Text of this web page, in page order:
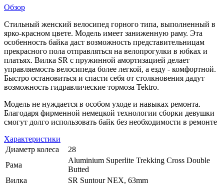
Обзор
Стильный женский велосипед горного типа, выполненный в
ярко-красном цвете. Модель имеет заниженную раму. Эта
особенность байка даст возможность представительницам
прекрасного пола отправляться на велопрогулки в юбках и
платьях. Вилка SR с пружинной амортизацией делает
управляемость велосипеда более легкой, а езду - комфортной.
Быстро остановиться и спасти себя от столкновения дадут
возможность гидравлические тормоза Tektro.
Модель не нуждается в особом уходе и навыках ремонта.
Благодаря фирменной немецкой технологии сборки девушки
смогут долго использовать байк без необходимости в ремонте
Характеристики
Диаметр колеса
28
Рама
Aluminium Superlite Trekking Cross Double
Butted
Вилка
SR Suntour NEX, 63mm